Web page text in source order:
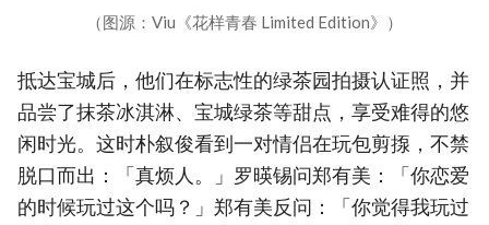
（图源：Viu《花样青春 Limited Edition》）
抵达宝城后，他们在标志性的绿茶园拍摄认证照，并
品尝了抹茶冰淇淋、宝城绿茶等甜点，享受难得的悠
闲时光。这时朴叙俊看到一对情侣在玩包剪揼，不禁
脱口而出：「真烦人。」罗暎锡问郑有美：「你恋爱
的时候玩过这个吗？」郑有美反问：「你觉得我玩过